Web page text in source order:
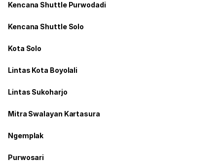
Kencana Shuttle Purwodadi
Kencana Shuttle Solo
Kota Solo
Lintas Kota Boyolali
Lintas Sukoharjo
Mitra Swalayan Kartasura
Ngemplak
Purwosari